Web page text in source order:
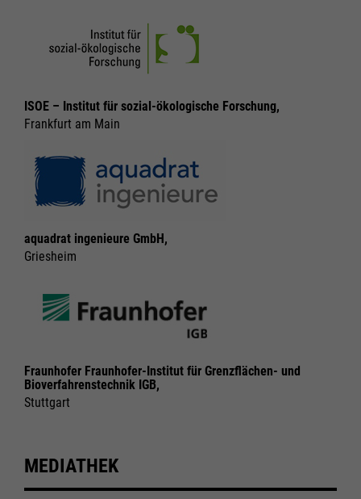
ISOE – Institut für sozial-ökologische Forschung,
Frankfurt am Main
aquadrat ingenieure GmbH,
Griesheim
Fraunhofer Fraunhofer-Institut für Grenzflächen- und
Bioverfahrenstechnik IGB,
Stuttgart
MEDIATHEK